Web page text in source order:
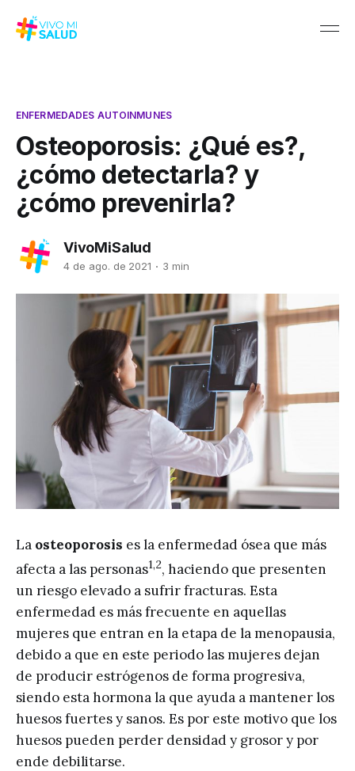
ENFERMEDADES AUTOINMUNES
Osteoporosis: ¿Qué es?,
¿cómo detectarla? y
¿cómo prevenirla?
VivoMiSalud
4 de ago. de 2021 3 min
La osteoporosis es la enfermedad ósea que más
afecta a las personas1,2, haciendo que presenten
un riesgo elevado a sufrir fracturas. Esta
enfermedad es más frecuente en aquellas
mujeres que entran en la etapa de la menopausia,
debido a que en este periodo las mujeres dejan
de producir estrógenos de forma progresiva,
siendo esta hormona la que ayuda a mantener los
huesos fuertes y sanos. Es por este motivo que los
huesos pueden perder densidad y grosor y por
ende debilitarse.